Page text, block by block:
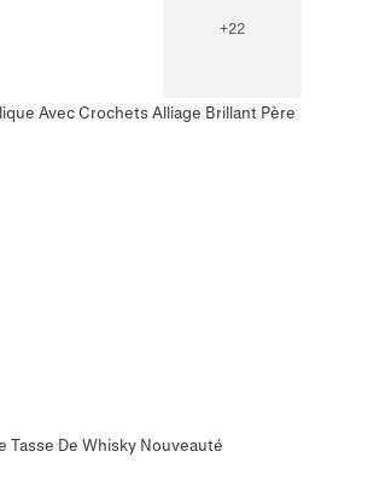
+22
Avec Crochets Alliage Brillant Père
Tasse De Whisky Nouveauté